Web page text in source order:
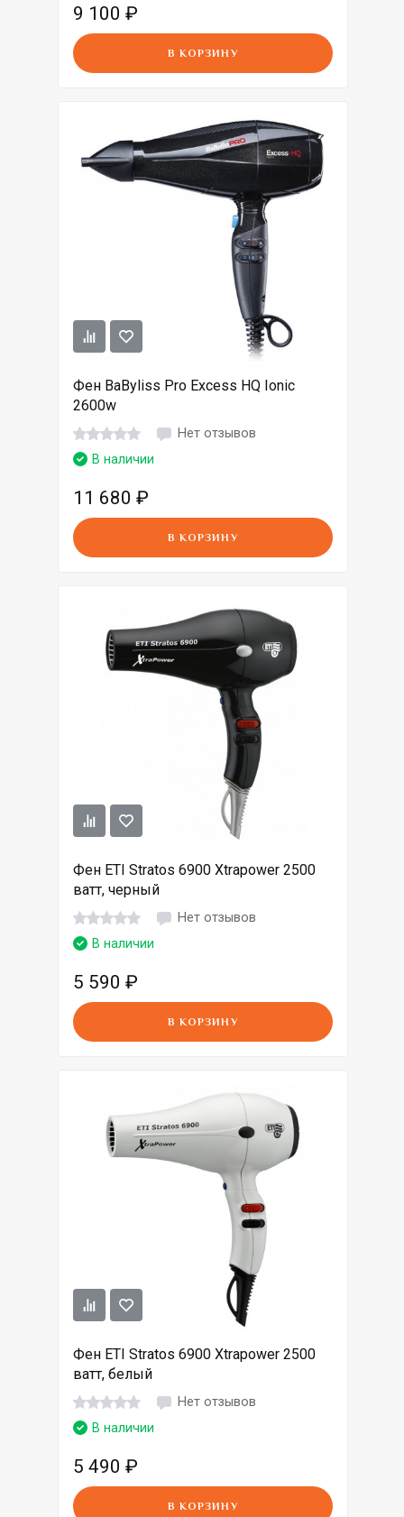
9 100 ₽
В КОРЗИНУ
Фен BaByliss Pro Excess HQ Ionic
2600w
Нет отзывов
В наличии
11 680 ₽
В КОРЗИНУ
Фен ETI Stratos 6900 Xtrapower 2500
ватт, черный
Нет отзывов
В наличии
5 590 ₽
В КОРЗИНУ
Фен ETI Stratos 6900 Xtrapower 2500
ватт, белый
Нет отзывов
В наличии
5 490 ₽
В КОРЗИНУ